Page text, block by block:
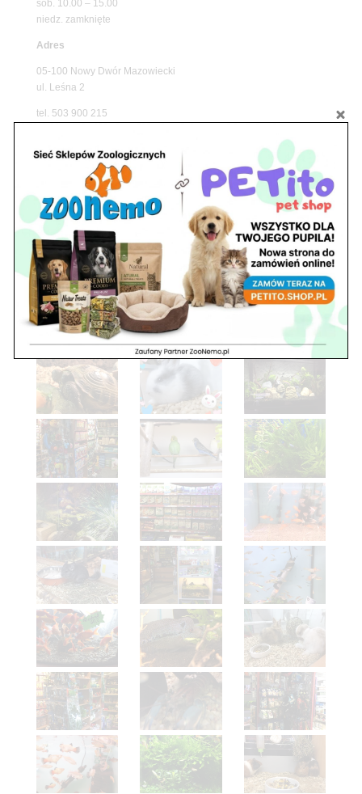
sob. 10.00 – 15.00
niedz. zamknięte
Adres
05-100 Nowy Dwór Mazowiecki
ul. Leśna 2
tel. 503 900 215
pon. – piąt. 10.00 – 19.00
sob. 8.00 – 15.00
niedz. zamknięte